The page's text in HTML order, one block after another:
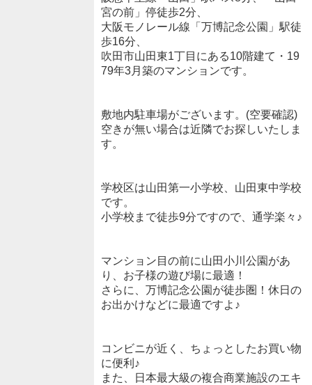
宮の前」停徒歩2分、
大阪モノレール線「万博記念公園」駅徒
歩16分、
吹田市山田東1丁目にある10階建て・19
79年3月築のマンションです。
敷地内駐車場がございます。(空要確認)
空きが無い場合は近隣でお探しいたしま
す。
学校区は山田第一小学校、山田東中学校
です。
小学校まで徒歩9分ですので、通学楽々♪
マンション目の前に山田小川公園があ
り、お子様の遊び場に最適！
さらに、万博記念公園が徒歩圏！休日の
お出かけなどに最適ですよ♪
コンビニが近く、ちょっとしたお買い物
に便利♪
また、日本最大級の複合商業施設のエキ